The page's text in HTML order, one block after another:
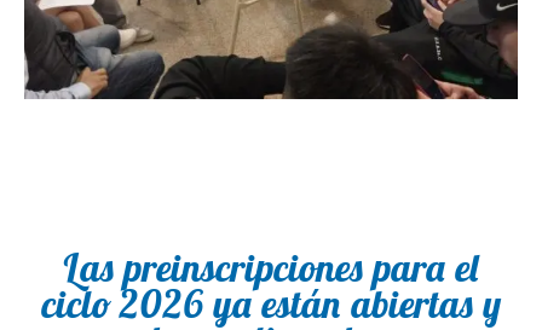
Las preinscripciones para el
ciclo 2026 ya es­tán abiertas y